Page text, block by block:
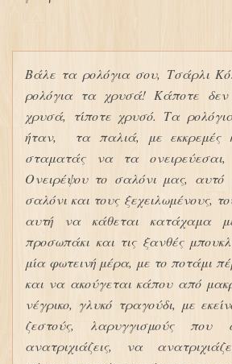
Βάλε τα ρολόγια σου, Τσάρλι
ρολόγια τα χρυσά! Κάποτε
χρυσά, τίποτε χρυσό. Τα
ήταν, τα παλιά, με εκκρεμές
σταματάς να τα ονειρεύεσαι,
Ονειρέψου το σαλόνι μας, αυτό
σαλόνι και τους ξεχειλωμένους,
αυτή να κάθεται κατάχαμα
προσωπάκι και τις ξανθές
μία φωτεινή μέρα, με το ποτάμι
και να ακούγεται κάπου από
νέγρικο, γλυκό τραγούδι, με
ζεστούς, λαρυγγισμούς
ανατριχιάζεις, να